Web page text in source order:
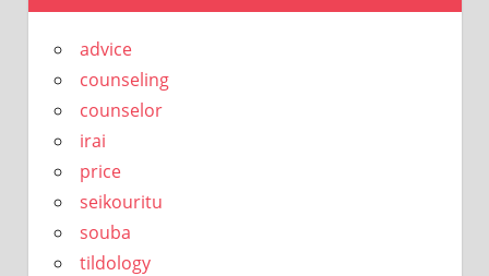
advice
counseling
counselor
irai
price
seikouritu
souba
tildology